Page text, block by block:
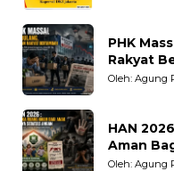
PHK
Rakyat
Oleh: Agung
HAN
Aman
Sebatas
Oleh: Agung